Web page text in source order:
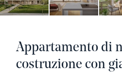
Appartamento di
costruzione con